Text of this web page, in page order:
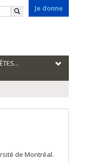
Je donne
Rechercher
de Montréal.